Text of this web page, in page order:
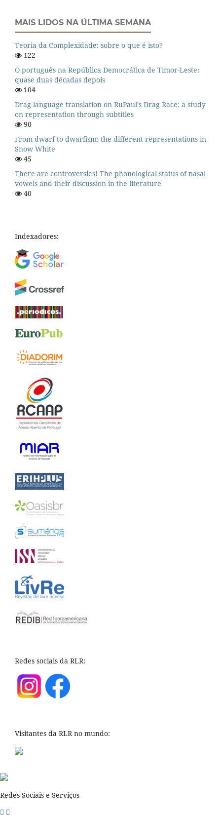
MAIS LIDOS NA ÚLTIMA SEMANA
Teoria da Complexidade: sobre o que é isto?
122
O português na República Democrática de Timor-Leste:
quase duas décadas depois
104
Drag language translation on RuPaul’s Drag Race: a study
on representation through subtitles
90
From dwarf to dwarfism: the different representations in
Snow White
45
There are controversies! The phonological status of nasal
vowels and their discussion in the literature
40
Indexadores:
Redes sociais da RLR:
Visitantes da RLR no mundo:
Redes Sociais e Serviços